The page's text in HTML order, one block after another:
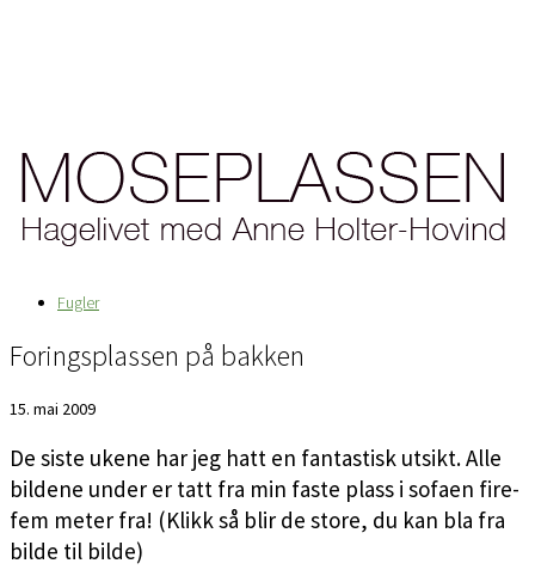
Fugler
Foringsplassen på bakken
15. mai 2009
De siste ukene har jeg hatt en fantastisk utsikt. Alle
bildene under er tatt fra min faste plass i sofaen fire-
fem meter fra! (Klikk så blir de store, du kan bla fra
bilde til bilde)